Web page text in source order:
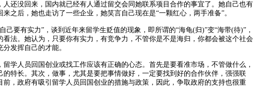
人还没回来，国内就已经有人通过留交会同她联系项目合作的事宜了。她自己也有
来之后，她也走访了一些企业，她笑言自己现在是“一颗红心，两手准备”。
要有实力”，谈到近年来留学生贬值的现象，即所谓的“海龟(归)”变“海带(待)”，
看法。她认为，只要你有实力，有竞争力，不管你是不是海归，你都会被这个社会
分发挥自己的才能。
人员回国创业或找工作应该有正确的心态。首先是要看准市场，不管做什么，
的特长。其次，做事，尤其是要把事情做好，一定要找到好的合作伙伴，强强联
前，政府有吸引留学人员回国创业的措施与政策，因此，争取政府的支持也很重